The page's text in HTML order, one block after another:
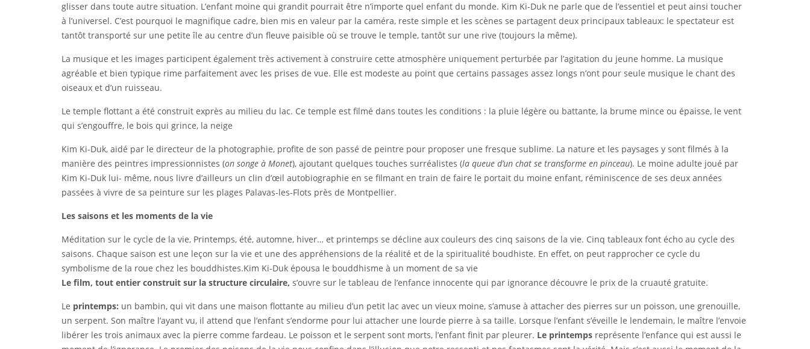
glisser dans toute autre situation. L’enfant moine qui grandit pourrait être n’importe quel enfant du monde. Kim Ki-Duk ne parle que de l’essentiel et peut ainsi toucher
à l’universel. C’est pourquoi le magnifique cadre, bien mis en valeur par la caméra, reste simple et les scènes se partagent deux principaux tableaux: le spectateur est
tantôt transporté sur une petite île au centre d’un fleuve paisible où se trouve le temple, tantôt sur une rive (toujours la même).
La musique et les images participent également très activement à construire cette atmosphère uniquement perturbée par l’agitation du jeune homme. La musique
agréable et bien typique rime parfaitement avec les prises de vue. Elle est modeste au point que certains passages assez longs n’ont pour seule musique le chant des
oiseaux et d’un ruisseau.
Le temple flottant a été construit exprès au milieu du lac. Ce temple est filmé dans toutes les conditions : la pluie légère ou battante, la brume mince ou épaisse, le vent
qui s’engouffre, le bois qui grince, la neige
Kim Ki-Duk, aidé par le directeur de la photographie, profite de son passé de peintre pour proposer une fresque sublime. La nature et les paysages y sont filmés à la
manière des peintres impressionnistes (on songe à Monet), ajoutant quelques touches surréalistes (la queue d’un chat se transforme en pinceau). Le moine adulte joué par
Kim Ki-Duk lui- même, nous livre d’ailleurs un clin d’œil autobiographie en se filmant en train de faire le portait du moine enfant, réminiscence de ses deux années
passées à vivre de sa peinture sur les plages Palavas-les-Flots près de Montpellier.
Les saisons et les moments de la vie
Méditation sur le cycle de la vie, Printemps, été, automne, hiver… et printemps se décline aux couleurs des cinq saisons de la vie. Cinq tableaux font écho au cycle des
saisons. Chaque saison est une leçon sur la vie et une des appréhensions de la réalité et de la spiritualité boudhiste. En effet, on peut rapprocher ce cycle du
symbolisme de la roue chez les bouddhistes.Kim Ki-Duk épousa le bouddhisme à un moment de sa vie
Le film, tout entier construit sur la structure circulaire, s’ouvre sur le tableau de l’enfance innocente qui par ignorance découvre le prix de la cruauté gratuite.
Le printemps: un bambin, qui vit dans une maison flottante au milieu d’un petit lac avec un vieux moine, s’amuse à attacher des pierres sur un poisson, une grenouille,
un serpent. Son maître l’ayant vu, il attend que l’enfant s’endorme pour lui attacher une lourde pierre à sa taille. Lorsque l’enfant s’éveille le lendemain, le maître l’envoie
libérer les trois animaux avec la pierre comme fardeau. Le poisson et le serpent sont morts, l’enfant finit par pleurer. Le printemps représente l’enfance qui est aussi le